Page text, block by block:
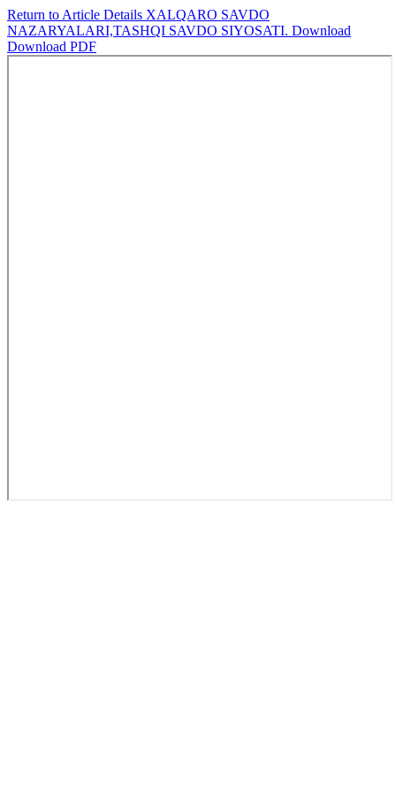
Return to Article Details XALQARO SAVDO
NAZARYALARI,TASHQI SAVDO SIYOSATI. Download
Download PDF